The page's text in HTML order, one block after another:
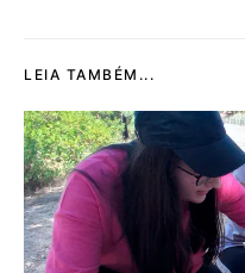
LEIA TAMBÉM...